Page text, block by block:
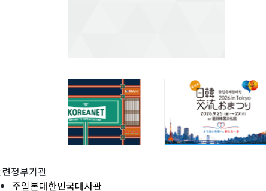
정부기관
주일본대한민국대사관